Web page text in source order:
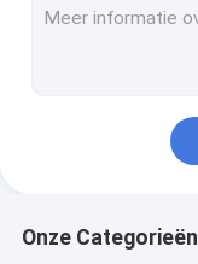
Onze Categorieën